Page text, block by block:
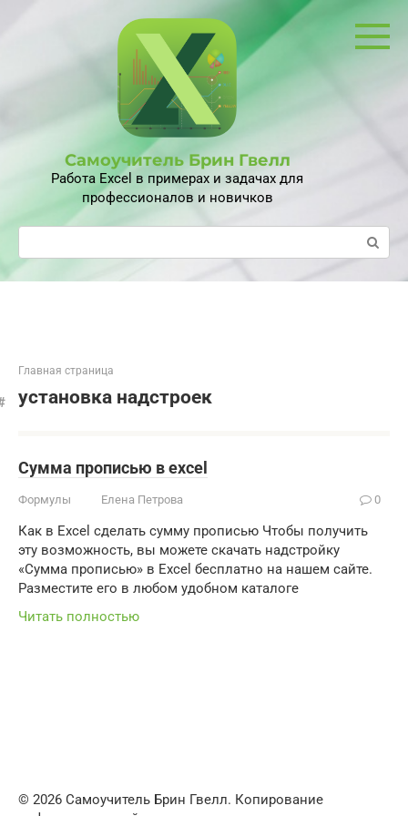
Самоучитель Брин Гвелл
Работа Excel в примерах и задачах для
профессионалов и новичков
Поиск:
Главная страница
установка надстроек
Сумма прописью в excel
Формулы Елена Петрова 0
Как в Excel сделать сумму прописью Чтобы получить
эту возможность, вы можете скачать надстройку
«Сумма прописью» в Excel бесплатно на нашем сайте.
Разместите его в любом удобном каталоге
Читать полностью
© 2026 Самоучитель Брин Гвелл. Копирование